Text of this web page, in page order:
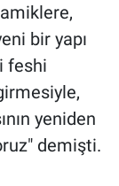
bir yapı
feshi
yeniden
demişti.